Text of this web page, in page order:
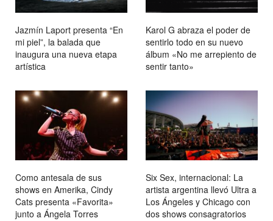
Jazmín Laport presenta “En
mi piel”, la balada que
inaugura una nueva etapa
artística
Karol G abraza el poder de
sentirlo todo en su nuevo
álbum «No me arrepiento de
sentir tanto»
Como antesala de sus
shows en Amerika, Cindy
Cats presenta «Favorita»
junto a Ángela Torres
Six Sex, internacional: La
artista argentina llevó Ultra a
Los Ángeles y Chicago con
dos shows consagratorios